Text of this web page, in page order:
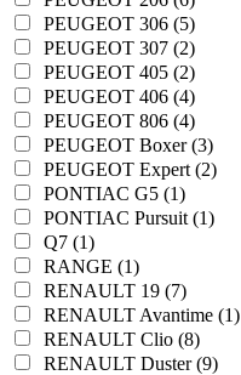
PEUGEOT 306 (5)
PEUGEOT 307 (2)
PEUGEOT 405 (2)
PEUGEOT 406 (4)
PEUGEOT 806 (4)
PEUGEOT Boxer (3)
PEUGEOT Expert (2)
PONTIAC G5 (1)
PONTIAC Pursuit (1)
Q7 (1)
RANGE (1)
RENAULT 19 (7)
RENAULT Avantime (1)
RENAULT Clio (8)
RENAULT Duster (9)